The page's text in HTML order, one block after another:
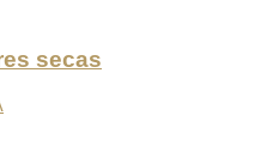
secas